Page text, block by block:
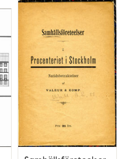
chikanen. Andra
Stockholm, tryckt i
Wennlundska
boktryckeriet. 1825.